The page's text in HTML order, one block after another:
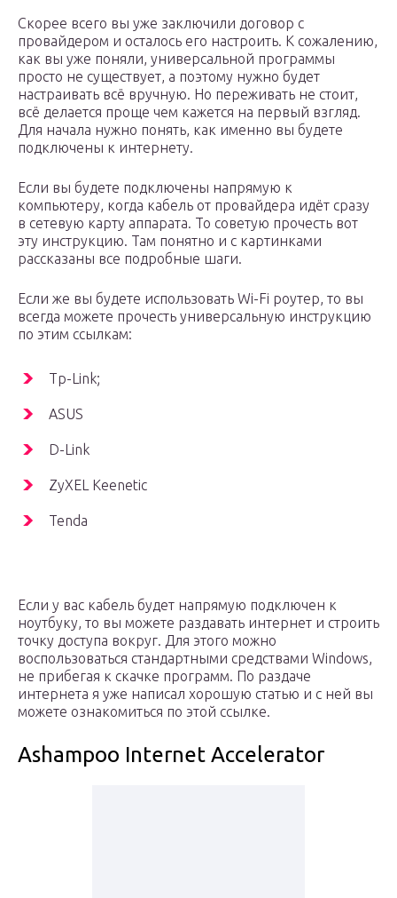
Скорее всего вы уже заключили договор с
провайдером и осталось его настроить. К сожалению,
как вы уже поняли, универсальной программы
просто не существует, а поэтому нужно будет
настраивать всё вручную. Но переживать не стоит,
всё делается проще чем кажется на первый взгляд.
Для начала нужно понять, как именно вы будете
подключены к интернету.
Если вы будете подключены напрямую к
компьютеру, когда кабель от провайдера идёт сразу
в сетевую карту аппарата. То советую прочесть вот
эту инструкцию. Там понятно и с картинками
рассказаны все подробные шаги.
Если же вы будете использовать Wi-Fi роутер, то вы
всегда можете прочесть универсальную инструкцию
по этим ссылкам:
Tp-Link;
ASUS
D-Link
ZyXEL Keenetic
Tenda
Если у вас кабель будет напрямую подключен к
ноутбуку, то вы можете раздавать интернет и строить
точку доступа вокруг. Для этого можно
воспользоваться стандартными средствами Windows,
не прибегая к скачке программ. По раздаче
интернета я уже написал хорошую статью и с ней вы
можете ознакомиться по этой ссылке.
Ashampoo Internet Accelerator